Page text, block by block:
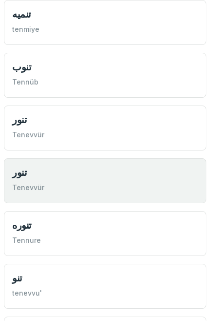
تنميه‌
tenmiye
تنوب
Tennüb
تنور
Tenevvür
تنور
Tenevvür
تنوره
Tennure
تنو
tenevvu'